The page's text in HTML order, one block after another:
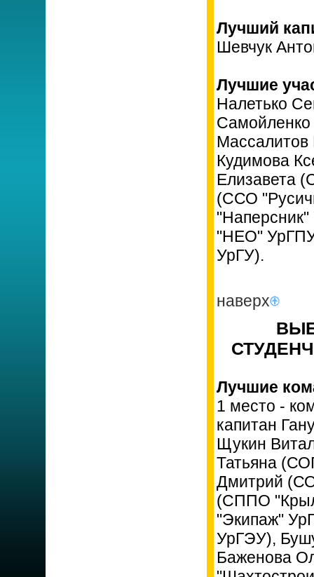
Лучший
Шевчук
Лучшие
Налетько
Кудимова
Елизавета
(ССО
"НЕО"
УрГУ).
наверх
Лучшие
1 место -
капитан
Щукин
Татьяна
Дмитрий
(СППО
"Экипаж"
УрГЭУ),
Баженова